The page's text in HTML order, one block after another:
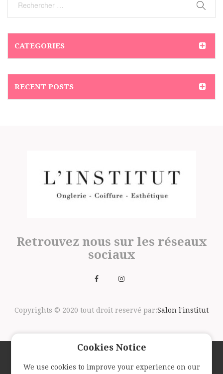
CATEGORIES
RECENT POSTS
Retrouvez nous sur les réseaux
sociaux
Copyrights © 2020 tout droit reservé par:Salon l'institut
Suivez nous avec la newsletter
Cookies Notice
We use cookies to improve your experience on our